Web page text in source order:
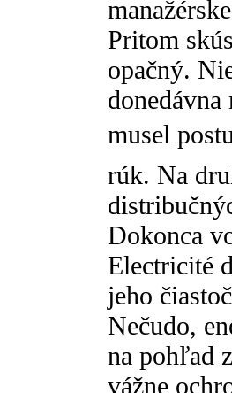
Pritom
opačný.
musel
rúk. Na
Dokonca
Electricité
jeho
Nečudo,
na pohľad
vážne